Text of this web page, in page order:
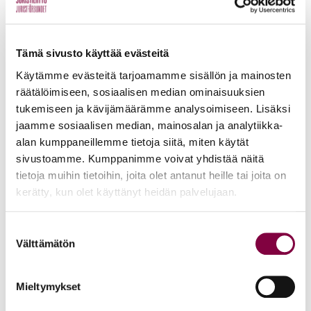
Tämä sivusto käyttää evästeitä
Käytämme evästeitä tarjoamamme sisällön ja mainosten
räätälöimiseen, sosiaalisen median ominaisuuksien
tukemiseen ja kävijämäärämme analysoimiseen. Lisäksi
jaamme sosiaalisen median, mainosalan ja analytiikka-
alan kumppaneillemme tietoja siitä, miten käytät
sivustoamme. Kumppanimme voivat yhdistää näitä
tietoja muihin tietoihin, joita olet antanut heille tai joita on
kerätty, kun olet käyttänyt heidän palvelujaan.
valinta
Välttämätön
Mieltymykset
kokemuksistasi tai huolistasi osoitteessa
Liitto oikkareiden tukena
Juristiliiton kyselytutkimuksissa oikkareiden
stressinaiheuttajana nousee toistuvasti esiin työuran alku
ja etenkin ensimmäisen työpaikan saaminen. Tuemme
oikkarijäseniämme tässä nivelkohdassa.
Oikkareiden käytössä on iso valikoima täysin maksuttomia
verkkopohjainen CV-kommentointi
toimivat ajasta ja
uravalmennusta